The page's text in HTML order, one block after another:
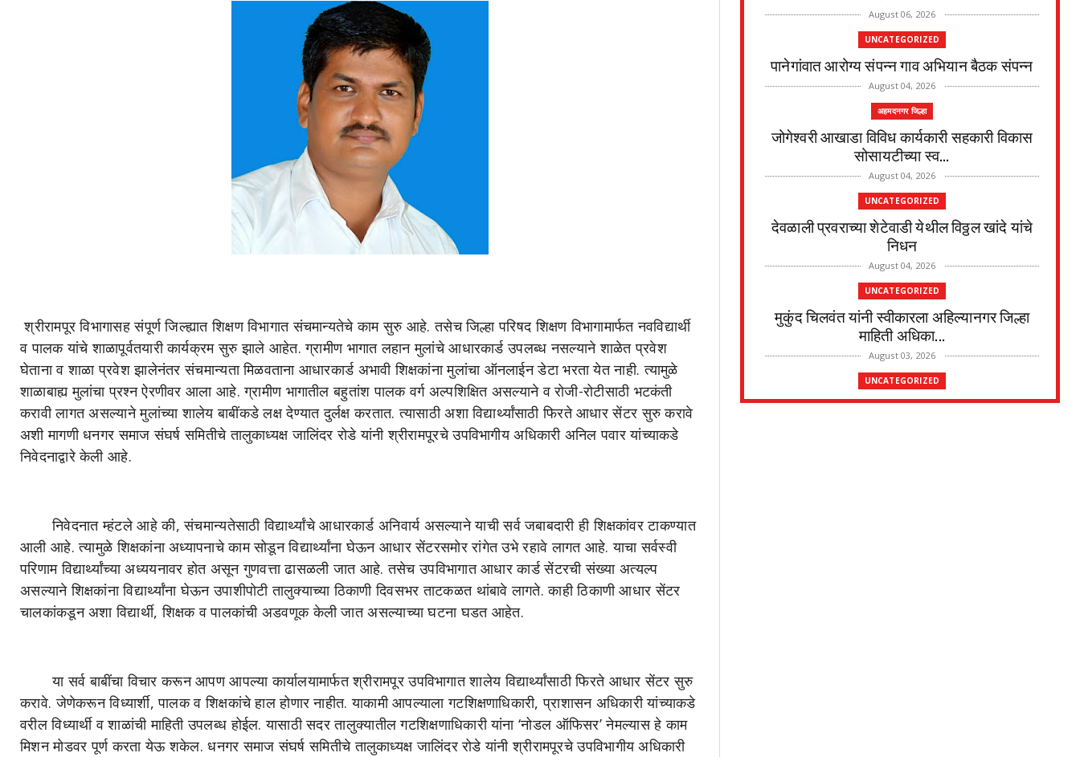
श्रीरामपूर विभागासह संपूर्ण जिल्ह्यात शिक्षण विभागात संचमान्यतेचे काम सुरु आहे. तसेच जिल्हा परिषद शिक्षण विभागामार्फत नवविद्यार्थी
व पालक यांचे शाळापूर्वतयारी कार्यक्रम सुरु झाले आहेत. ग्रामीण भागात लहान मुलांचे आधारकार्ड उपलब्ध नसल्याने शाळेत प्रवेश
घेताना व शाळा प्रवेश झालेनंतर संचमान्यता मिळवताना आधारकार्ड अभावी शिक्षकांना मुलांचा ऑनलाईन डेटा भरता येत नाही. त्यामुळे
शाळाबाह्य मुलांचा प्रश्न ऐरणीवर आला आहे. ग्रामीण भागातील बहुतांश पालक वर्ग अल्पशिक्षित असल्याने व रोजी-रोटीसाठी भटकंती
करावी लागत असल्याने मुलांच्या शालेय बाबींकडे लक्ष देण्यात दुर्लक्ष करतात. त्यासाठी अशा विद्यार्थ्यांसाठी फिरते आधार सेंटर सुरु करावे
अशी मागणी धनगर समाज संघर्ष समितीचे तालुकाध्यक्ष जालिंदर रोडे यांनी श्रीरामपूरचे उपविभागीय अधिकारी अनिल पवार यांच्याकडे
निवेदनाद्वारे केली आहे.
निवेदनात म्हंटले आहे की, संचमान्यतेसाठी विद्यार्थ्यांचे आधारकार्ड अनिवार्य असल्याने याची सर्व जबाबदारी ही शिक्षकांवर टाकण्यात
आली आहे. त्यामुळे शिक्षकांना अध्यापनाचे काम सोडून विद्यार्थ्यांना घेऊन आधार सेंटरसमोर रांगेत उभे रहावे लागत आहे. याचा सर्वस्वी
परिणाम विद्यार्थ्यांच्या अध्ययनावर होत असून गुणवत्ता ढासळली जात आहे. तसेच उपविभागात आधार कार्ड सेंटरची संख्या अत्यल्प
असल्याने शिक्षकांना विद्यार्थ्यांना घेऊन उपाशीपोटी तालुक्याच्या ठिकाणी दिवसभर ताटकळत थांबावे लागते. काही ठिकाणी आधार सेंटर
चालकांकडून अशा विद्यार्थी, शिक्षक व पालकांची अडवणूक केली जात असल्याच्या घटना घडत आहेत.
या सर्व बाबींचा विचार करून आपण आपल्या कार्यालयामार्फत श्रीरामपूर उपविभागात शालेय विद्यार्थ्यांसाठी फिरते आधार सेंटर सुरु
करावे. जेणेकरून विध्यार्शी, पालक व शिक्षकांचे हाल होणार नाहीत. याकामी आपल्याला गटशिक्षणाधिकारी, प्राशासन अधिकारी यांच्याकडे
वरील विध्यार्थी व शाळांची माहिती उपलब्ध होईल. यासाठी सदर तालुक्यातील गटशिक्षणाधिकारी यांना ‘नोडल ऑफिसर’ नेमल्यास हे काम
मिशन मोडवर पूर्ण करता येऊ शकेल. धनगर समाज संघर्ष समितीचे तालुकाध्यक्ष जालिंदर रोडे यांनी श्रीरामपूरचे उपविभागीय अधिकारी
August 06, 2026
UNCATEGORIZED
पानेगांवात आरोग्य संपन्न गाव अभियान बैठक संपन्न
August 04, 2026
अहमदनगर जिल्हा
जोगेश्वरी आखाडा विविध कार्यकारी सहकारी विकास
सोसायटीच्या स्व...
August 04, 2026
UNCATEGORIZED
देवळाली प्रवराच्या शेटेवाडी येथील विठ्ठल खांदे यांचे
निधन
August 04, 2026
UNCATEGORIZED
मुकुंद चिलवंत यांनी स्वीकारला अहिल्यानगर जिल्हा
माहिती अधिका...
August 03, 2026
UNCATEGORIZED
देवळाली प्रवरा येथील विधिज्ञ ॲड. प्रकाश संसारे